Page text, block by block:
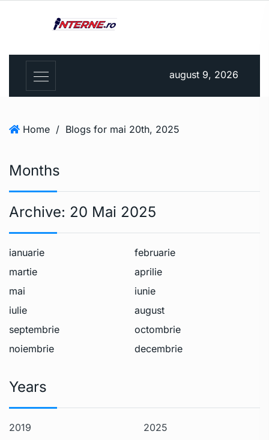
august 9, 2026
Home / Blogs for mai 20th, 2025
Months
Archive: 20 Mai 2025
ianuarie
februarie
martie
aprilie
mai
iunie
iulie
august
septembrie
octombrie
noiembrie
decembrie
Years
2019
2025